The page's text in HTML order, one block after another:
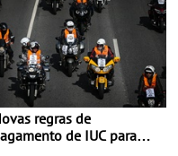
regras de
de IUC para